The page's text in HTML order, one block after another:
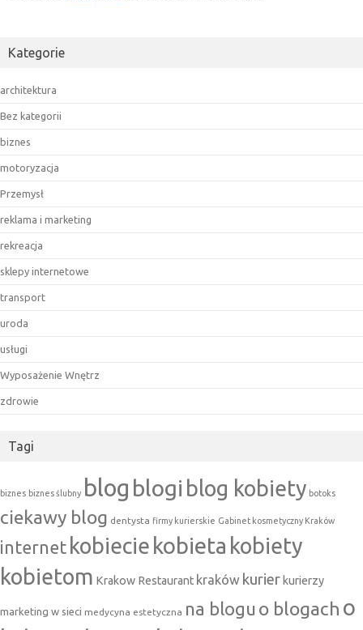
Kategorie
architektura
Bez kategorii
biznes
motoryzacja
Przemysł
reklama i marketing
rekreacja
sklepy internetowe
transport
uroda
usługi
Wyposażenie Wnętrz
zdrowie
Tagi
biznes biznes ślubny blog blogi blog kobiety botoks
ciekawy blog dentysta firmy kurierskie Gabinet kosmetyczny Kraków
internet kobiecie kobieta kobiety
kobietom Krakow Restaurant kraków kurier kurierzy
marketing w sieci medycyna estetyczna na blogu o blogach o